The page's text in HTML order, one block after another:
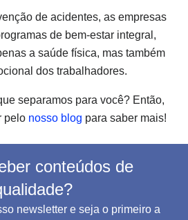
de acidentes, as empresas
de bem-estar integral,
a saúde física, mas também
dos trabalhadores.
separamos para você? Então,
pelo nosso blog para saber mais!
conteúdos de
newsletter e seja o primeiro a